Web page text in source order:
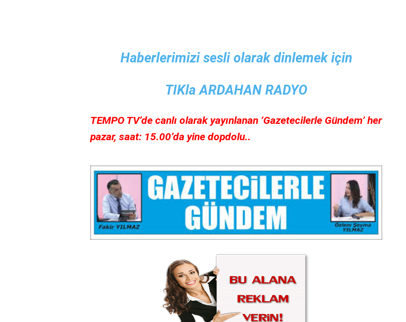
Haberlerimizi sesli olarak dinlemek için
TIKla ARDAHAN RADYO
TEMPO TV’de canlı olarak yayınlanan ‘Gazetecilerle Gündem’ her
pazar, saat: 15.00’da yine dopdolu..